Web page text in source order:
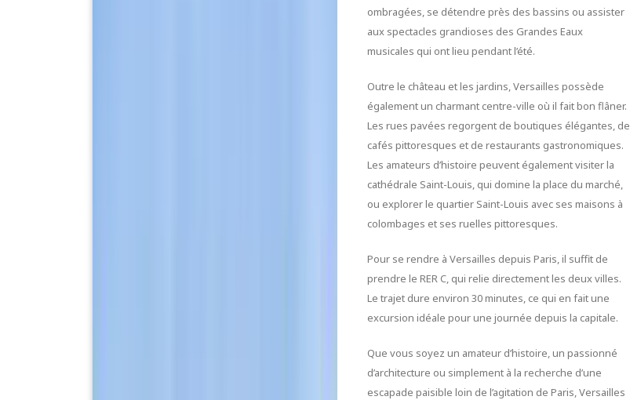
ombragées, se détendre près des bassins ou assister
aux spectacles grandioses des Grandes Eaux
musicales qui ont lieu pendant l’été.
Outre le château et les jardins, Versailles possède
également un charmant centre-ville où il fait bon flâner.
Les rues pavées regorgent de boutiques élégantes, de
cafés pittoresques et de restaurants gastronomiques.
Les amateurs d’histoire peuvent également visiter la
cathédrale Saint-Louis, qui domine la place du marché,
ou explorer le quartier Saint-Louis avec ses maisons à
colombages et ses ruelles pittoresques.
Pour se rendre à Versailles depuis Paris, il suffit de
prendre le RER C, qui relie directement les deux villes.
Le trajet dure environ 30 minutes, ce qui en fait une
excursion idéale pour une journée depuis la capitale.
Que vous soyez un amateur d’histoire, un passionné
d’architecture ou simplement à la recherche d’une
escapade paisible loin de l’agitation de Paris, Versailles